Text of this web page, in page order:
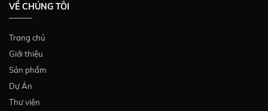
VỀ CHÚNG TÔI
Trang chủ
Giới thiệu
Sản phẩm
Dự Án
Thư viện